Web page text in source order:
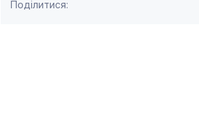
Поділитися: